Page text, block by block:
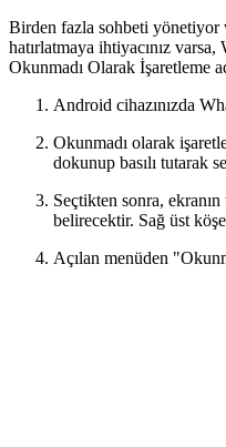
Birden fazla sohbeti yönetiyor
hatırlatmaya ihtiyacınız
Okunmadı Olarak İşaretleme
Android cihazınızda
Okunmadı olarak
dokunup basılı tutarak
Seçtikten sonra,
belirecektir. Sağ üst
Açılan menüden